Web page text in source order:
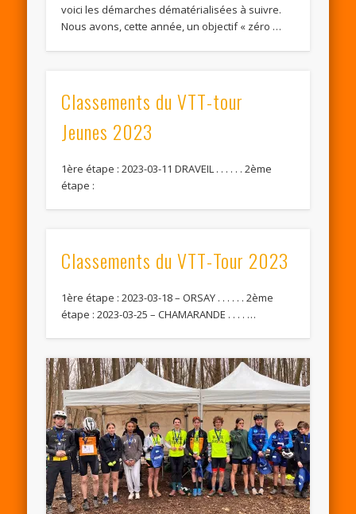
voici les démarches dématérialisées à suivre.
Nous avons, cette année, un objectif « zéro …
Classements du VTT-tour
Jeunes 2023
1ère étape : 2023-03-11 DRAVEIL . . . . . . 2ème
étape :
Classements du VTT-Tour 2023
1ère étape : 2023-03-18 – ORSAY . . . . . . 2ème
étape : 2023-03-25 – CHAMARANDE . . . . …